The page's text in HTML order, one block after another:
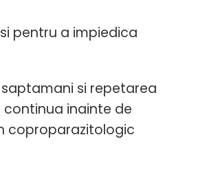
pentru a impiedica
si repetarea
continua inainte de
coproparazitologic